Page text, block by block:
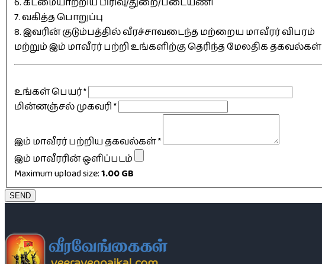
7. வகித்த பொறுப்பு
8. இவரின் குடும்பத்தில் வீரச்சாவடைந்த மற்றைய மாவீரர் விபரம்
மற்றும் இம் மாவீரர் பற்றி உங்களிற்கு தெரிந்த மேலதிக தகவல்கள்
உங்கள் பெயர்*
மின்னஞ்சல் முகவரி*
இம் மாவீரர் பற்றிய தகவல்கள்*
இம் மாவீரரின் ஒளிப்படம்
Maximum upload size:1.00 GB
SEND